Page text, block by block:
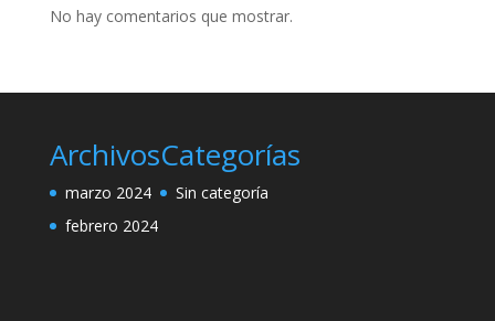
No hay comentarios que mostrar.
Archivos
marzo 2024
febrero 2024
Categorías
Sin categoría